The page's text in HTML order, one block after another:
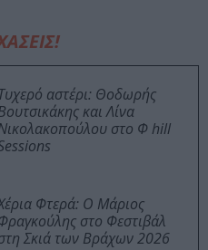
Τυχερό αστέρι: Θοδωρής
και Λίνα
στο Φ hill
Φτερά: Ο Μάριος
στο Φεστιβάλ
Σκιά των Βράχων 2026